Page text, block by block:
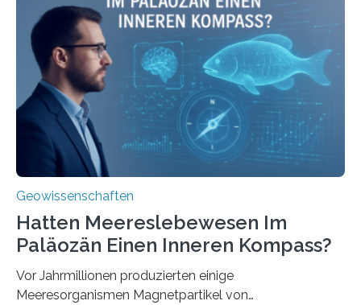
mit dem Titel „Iron’s Irony“ ist in Communications Earth
& Environment erschienen. Die Studie fasst bestehende
Forschungsergebnisse zusammen und interpretiert sie
neu, um zu erklären, wie Eisen, das aus hydrothermalen
Systemen freigesetzt wird, über ganze Ozeanbecken
transportiert werden kann. „Das…
Geowissenschaften
Hatten Meereslebewesen Im
Paläozän Einen Inneren Kompass?
Vor Jahrmillionen produzierten einige
Meeresorganismen Magnetpartikel von